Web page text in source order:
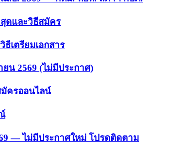
ดและวิธีสมัคร
เตรียมเอกสาร
น 2569 (ไม่มีประกาศ)
มัครออนไลน์
— ไม่มีประกาศใหม่ โปรดติดตาม